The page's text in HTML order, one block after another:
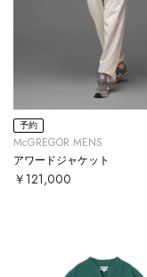
予約
McGREGOR MENS
アワードジャケット
￥121,000